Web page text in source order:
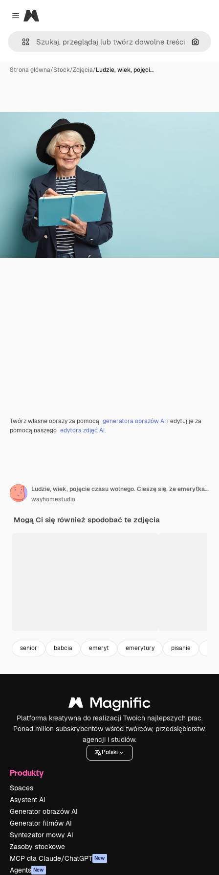
Close menu
Magnific
Szukaj
Strona główna/Stock/Zdjęcia/Ludzie, wiek, pojęci…
Twórz własne obrazy za pomocą generatora obrazów AI i edytuj je za
pomocą naszego edytora zdjęć AI.
Ludzie, wiek, pojęcie czasu wolnego. Cieszę się, że emerytka zapisuje listę rzeczy do zrobienia w swoim niebieskim notatniku
wayhomestudio
Mogą Ci się również spodobać te zdjęcia
senior babcia emeryt emerytury pisanie
Platforma kreatywna do realizacji Twoich najlepszych prac.
Ponad milion subskrybentów wśród twórców, przedsiębiorstw,
agencji i studiów.
Polski
Produkty
Spaces
Asystent AI
Generator obrazów AI
Generator filmów AI
Syntezator mowy AI
Zasoby stockowe
MCP dla Claude/ChatGPT New
Agents New